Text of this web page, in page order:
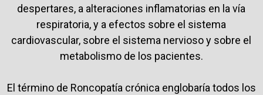
despertares, a alteraciones inflamatorias en la vía
respiratoria, y a efectos sobre el sistema
cardiovascular, sobre el sistema nervioso y sobre el
metabolismo de los pacientes.
El término de Roncopatía crónica englobaría todos los